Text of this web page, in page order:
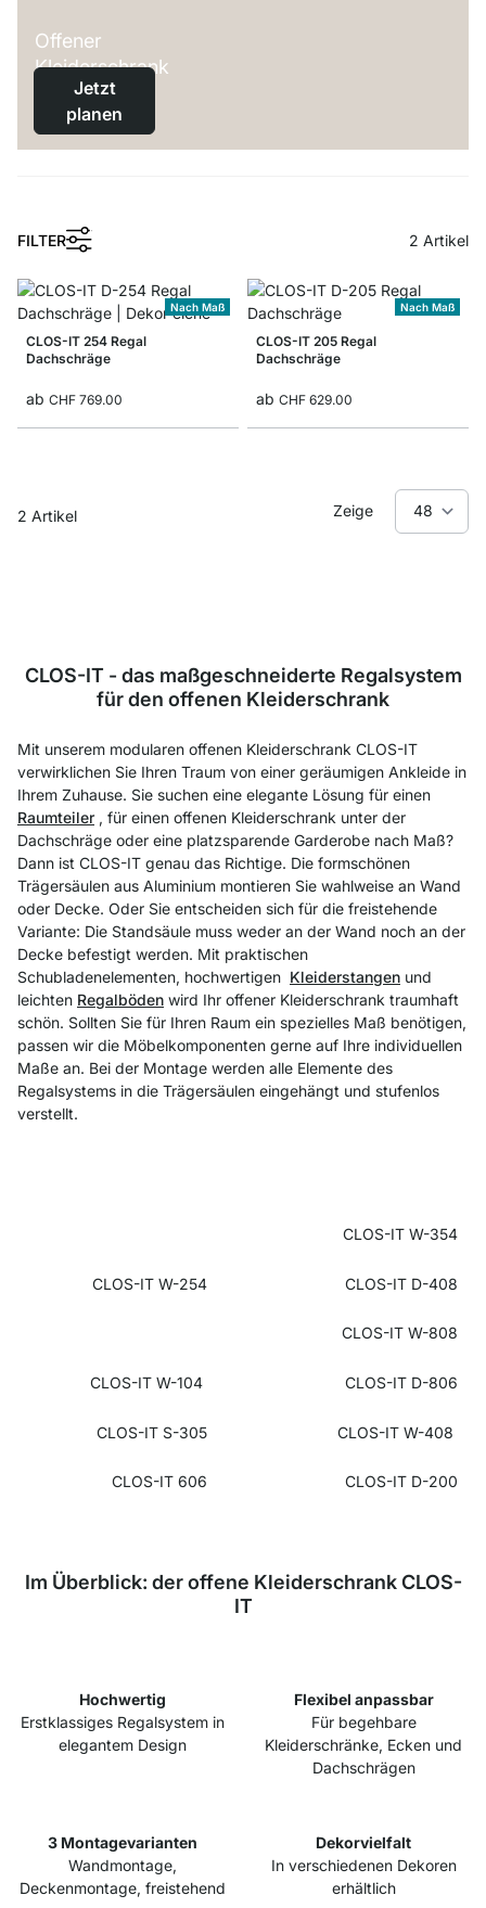
Offener
Kleiderschrank
Jetzt
planen
FILTER
1
2 Artikel
Nach Maß
CLOS-IT 254 Regal
Dachschräge
ab CHF 769.00
Nach Maß
CLOS-IT 205 Regal
Dachschräge
ab CHF 629.00
2 Artikel Zeige
CLOS-IT - das maßgeschneiderte Regalsystem
für den offenen Kleiderschrank
Mit unserem modularen offenen Kleiderschrank CLOS-IT
verwirklichen Sie Ihren Traum von einer geräumigen Ankleide in
Ihrem Zuhause. Sie suchen eine elegante Lösung für einen
Raumteiler , für einen offenen Kleiderschrank unter der
Dachschräge oder eine platzsparende Garderobe nach Maß?
Dann ist CLOS-IT genau das Richtige. Die formschönen
Trägersäulen aus Aluminium montieren Sie wahlweise an Wand
oder Decke. Oder Sie entscheiden sich für die freistehende
Variante: Die Standsäule muss weder an der Wand noch an der
Decke befestigt werden. Mit praktischen
Schubladenelementen, hochwertigen Kleiderstangen und
leichten Regalböden wird Ihr offener Kleiderschrank traumhaft
schön. Sollten Sie für Ihren Raum ein spezielles Maß benötigen,
passen wir die Möbelkomponenten gerne auf Ihre individuellen
Maße an. Bei der Montage werden alle Elemente des
Regalsystems in die Trägersäulen eingehängt und stufenlos
verstellt.
CLOS-IT W-354
CLOS-IT W-254 CLOS-IT D-408
CLOS-IT W-808
CLOS-IT W-104 CLOS-IT D-806
CLOS-IT S-305 CLOS-IT W-408
CLOS-IT 606 CLOS-IT D-200
Im Überblick: der offene Kleiderschrank CLOS-
IT
Hochwertig
Erstklassiges Regalsystem in
elegantem Design
Flexibel anpassbar
Für begehbare
Kleiderschränke, Ecken und
Dachschrägen
3 Montagevarianten
Wandmontage,
Deckenmontage, freistehend
Dekorvielfalt
In verschiedenen Dekoren
erhältlich